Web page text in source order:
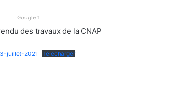
Google 1
des travaux de la CNAP
juillet-2021 Télécharger